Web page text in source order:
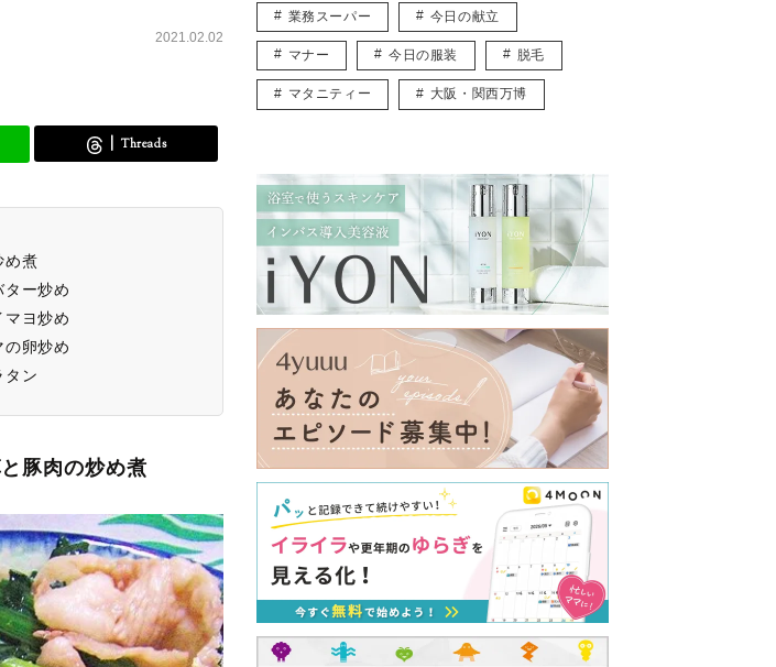
2021.02.02
Threads
め煮
ー炒め
ヨ炒め
卵炒め
タン
豚肉の炒め煮
業務スーパー 今日の献立
マナー 今日の服装 脱毛
マタニティー 大阪・関西万博